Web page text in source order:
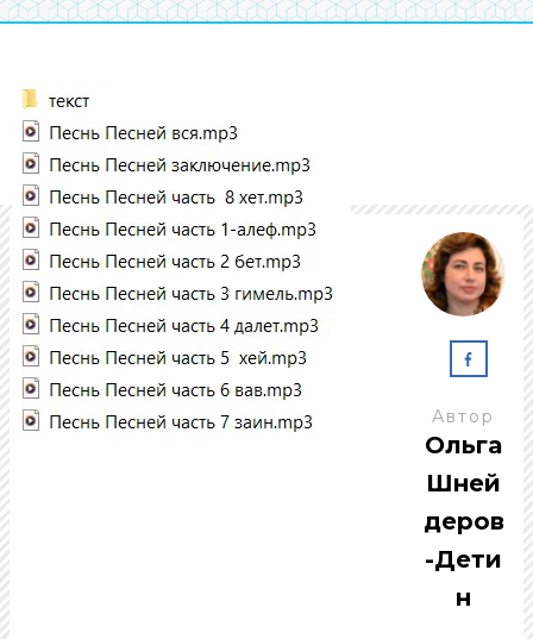
Автор
Ольга
Шней
деров
-Дети
н